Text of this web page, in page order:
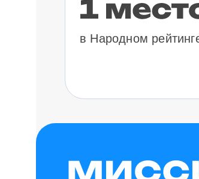
в Народном